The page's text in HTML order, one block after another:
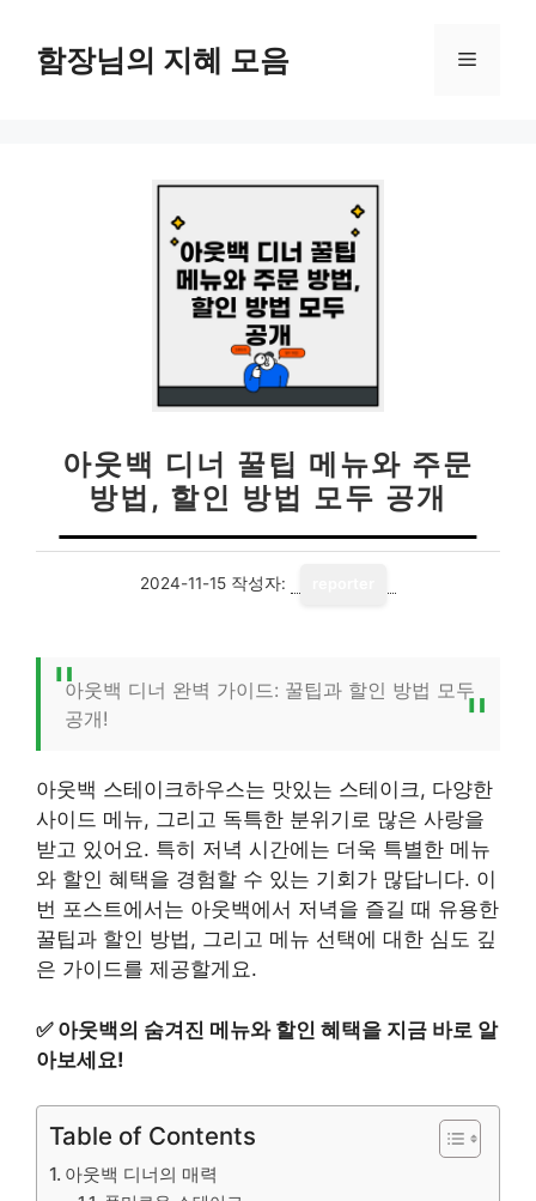
함장님의 지혜 모음 메
아웃백 디너 꿀팁 메뉴와 주문
방법, 할인 방법 모두 공개
2024-11-15 작성자:
아웃백 디너 완벽 가이드: 꿀팁과 할인 방법 모두
공개!
아웃백 스테이크하우스는 맛있는 스테이크, 다양한
사이드 메뉴, 그리고 독특한 분위기로 많은 사랑을
받고 있어요. 특히 저녁 시간에는 더욱 특별한 메뉴
와 할인 혜택을 경험할 수 있는 기회가 많답니다. 이
번 포스트에서는 아웃백에서 저녁을 즐길 때 유용한
꿀팁과 할인 방법, 그리고 메뉴 선택에 대한 심도 깊
은 가이드를 제공할게요.
✅ 아웃백의 숨겨진 메뉴와 할인 혜택을 지금 바로 알
아보세요!
Table of Contents
아웃백 디너의 매력